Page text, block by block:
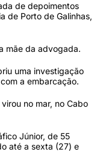
de depoimentos
de Porto de Galinhas,
mãe da advogada.
uma investigação
a embarcação.
no mar, no Cabo
Júnior, de 55
até a sexta (27) e